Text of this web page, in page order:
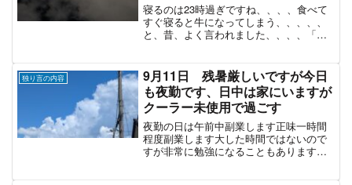
寝るのは23時過ぎですね、、、、食べて
すぐ寝ると牛になってしまう、、、、、
と、昔、よく言われました、、、、「食
「食べてすぐに横になると消化が悪くな
る」「胃酸が逆流して逆...
独り言の内容
9月11日 残暑厳しいですが今日
も夜勤です、日中は家にいますが
クーラー未使用で過ごす
夜勤の日は午前中副業します正味一時間
程度副業します大した時間ではないので
すが非常に勉強になることもありますい